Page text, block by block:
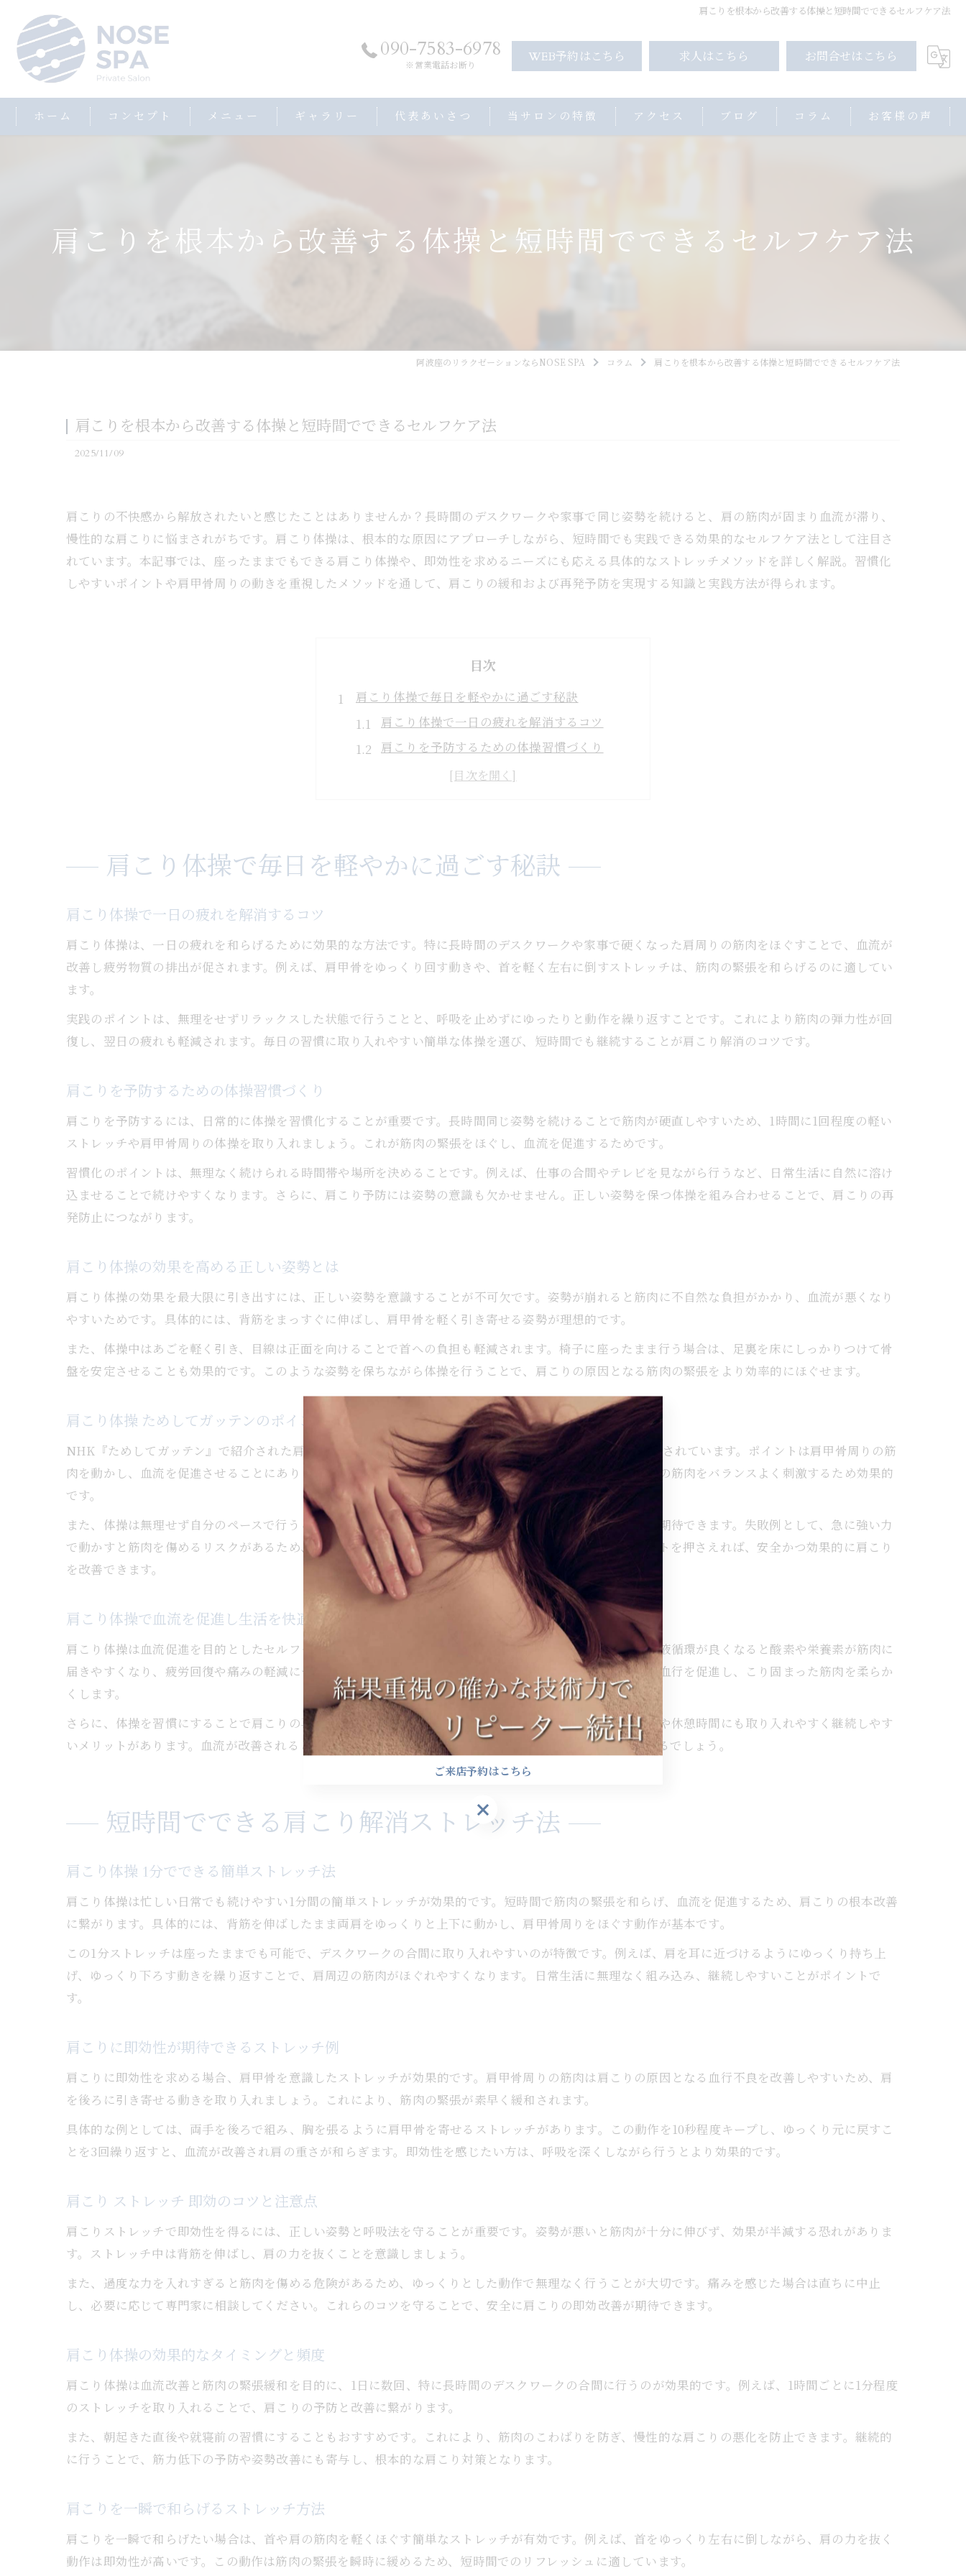
肩こりを根本から改善する体操と短時間でできるセルフケア法
090-7583-6978
※営業電話お断り WEB予約はこちら 求人はこちら お問合せはこちら
ホーム コンセプト メニュー ギャラリー 代表あいさつ 当サロンの特徴
プライベートサロン
アクセス ブログ コラム お客様の声
肩こりを根本から改善する体操と短時間でできるセルフケア法
阿波座のリラクゼーションならNOSE SPA コラム 肩こりを根本から改善する体操と短時間でできるセルフケア法
肩こりを根本から改善する体操と短時間でできるセルフケア法
2025/11/09
肩こりの不快感から解放されたいと感じたことはありませんか？長時間のデスクワークや家事で同じ姿勢を続けると、肩の筋肉が固まり血流が滞り、
慢性的な肩こりに悩まされがちです。肩こり体操は、根本的な原因にアプローチしながら、短時間でも実践できる効果的なセルフケア法として注目さ
れています。本記事では、座ったままでもできる肩こり体操や、即効性を求めるニーズにも応える具体的なストレッチメソッドを詳しく解説。習慣化
しやすいポイントや肩甲骨周りの動きを重視したメソッドを通して、肩こりの緩和および再発予防を実現する知識と実践方法が得られます。
目次
肩こり体操で毎日を軽やかに過ごす秘訣
肩こり体操で一日の疲れを解消するコツ
肩こりを予防するための体操習慣づくり
肩こり体操の効果を高める正しい姿勢とは
肩こり体操 1分でできる簡単ストレッチ法
肩こり体操の効果的なタイミングと頻度
肩こりを一瞬で和らげるストレッチ方法
肩こりの根本改善に役立つ体操の選び方
肩こり体操 高齢者にもおすすめの方法
肩こり 体操 YouTubeを活用した実践方法
座ったままでもできる肩こり緩和メソッド
肩こり体操 座ったままで簡単にできる方法
デスクワーク中に試せる肩こり体操のコツ
肩甲骨を動かす習慣で肩こりから解放される
肩こり体操で肩甲骨をしっかり動かす方法
肩こりと肩甲骨の関係を理解し改善へ導く
肩こり体操で筋肉と血流を同時にケアする
肩甲骨運動を毎日の肩こり対策に取り入れる
肩こり体操 ためしてガッテン流のポイント
肩こりに効く即効体操をわかりやすく解説
肩こり体操 即効性が期待できる動きの特徴
肩こりを一瞬で緩和する体操の実践ポイント
肩こり体操 動画で学べる即効ストレッチ法
肩こり体操 1分でできる簡単な方法を紹介
肩こり ストレッチ 即効のやり方と注意点
肩こり体操で毎日を軽やかに過ごす秘訣
肩こり体操で一日の疲れを解消するコツ
肩こり体操は、一日の疲れを和らげるために効果的な方法です。特に長時間のデスクワークや家事で硬くなった肩周りの筋肉をほぐすことで、血流が
改善し疲労物質の排出が促されます。例えば、肩甲骨をゆっくり回す動きや、首を軽く左右に倒すストレッチは、筋肉の緊張を和らげるのに適してい
ます。
実践のポイントは、無理をせずリラックスした状態で行うことと、呼吸を止めずにゆったりと動作を繰り返すことです。これにより筋肉の弾力性が回
復し、翌日の疲れも軽減されます。毎日の習慣に取り入れやすい簡単な体操を選び、短時間でも継続することが肩こり解消のコツです。
肩こりを予防するための体操習慣づくり
肩こりを予防するには、日常的に体操を習慣化することが重要です。長時間同じ姿勢を続けることで筋肉が硬直しやすいため、1時間に1回程度の軽い
ストレッチや肩甲骨周りの体操を取り入れましょう。これが筋肉の緊張をほぐし、血流を促進するためです。
習慣化のポイントは、無理なく続けられる時間帯や場所を決めることです。例えば、仕事の合間やテレビを見ながら行うなど、日常生活に自然に溶け
込ませることで続けやすくなります。さらに、肩こり予防には姿勢の意識も欠かせません。正しい姿勢を保つ体操を組み合わせることで、肩こりの再
発防止につながります。
肩こり体操の効果を高める正しい姿勢とは
肩こり体操の効果を最大限に引き出すには、正しい姿勢を意識することが不可欠です。姿勢が崩れると筋肉に不自然な負担がかかり、血流が悪くなり
やすいためです。具体的には、背筋をまっすぐに伸ばし、肩甲骨を軽く引き寄せる姿勢が理想的です。
また、体操中はあごを軽く引き、目線は正面を向けることで首への負担も軽減されます。椅子に座ったまま行う場合は、足裏を床にしっかりつけて骨
盤を安定させることも効果的です。このような姿勢を保ちながら体操を行うことで、肩こりの原因となる筋肉の緊張をより効率的にほぐせます。
肩こり体操 ためしてガッテンのポイント
NHK『ためしてガッテン』で紹介された肩こり体操は、科学的根拠に基づいた効果的なメソッドとして注目されています。ポイントは肩甲骨周りの筋
肉を動かし、血流を促進させることにあります。例えば、両手を後ろで組み肩甲骨を寄せる動作は、肩周辺の筋肉をバランスよく刺激するため効果的
です。
また、体操は無理せず自分のペースで行うことが推奨されており、継続することで慢性的な肩こりの緩和が期待できます。失敗例として、急に強い力
で動かすと筋肉を傷めるリスクがあるため、ゆっくりと丁寧に動作を行うことが重要です。これらのポイントを押さえれば、安全かつ効果的に肩こり
を改善できます。
肩こり体操で血流を促進し生活を快適に
肩こり体操は血流促進を目的としたセルフケアとして、日々の生活の質を向上させる役割を果たします。血液循環が良くなると酸素や栄養素が筋肉に
届きやすくなり、疲労回復や痛みの軽減につながるためです。例えば、肩甲骨を大きく回す体操は肩周辺の血行を促進し、こり固まった筋肉を柔らか
くします。
さらに、体操を習慣にすることで肩こりの再発予防にも効果的です。特に座ったままできる体操は、仕事中や休憩時間にも取り入れやすく継続しやす
いメリットがあります。血流が改善されると肩の不快感が和らぎ、日常生活をより快適に過ごせるようになるでしょう。
短時間でできる肩こり解消ストレッチ法
肩こり体操 1分でできる簡単ストレッチ法
肩こり体操は忙しい日常でも続けやすい1分間の簡単ストレッチが効果的です。短時間で筋肉の緊張を和らげ、血流を促進するため、肩こりの根本改善
に繋がります。具体的には、背筋を伸ばしたまま両肩をゆっくりと上下に動かし、肩甲骨周りをほぐす動作が基本です。
この1分ストレッチは座ったままでも可能で、デスクワークの合間に取り入れやすいのが特徴です。例えば、肩を耳に近づけるようにゆっくり持ち上
げ、ゆっくり下ろす動きを繰り返すことで、肩周辺の筋肉がほぐれやすくなります。日常生活に無理なく組み込み、継続しやすいことがポイントで
す。
肩こりに即効性が期待できるストレッチ例
肩こりに即効性を求める場合、肩甲骨を意識したストレッチが効果的です。肩甲骨周りの筋肉は肩こりの原因となる血行不良を改善しやすいため、肩
を後ろに引き寄せる動きを取り入れましょう。これにより、筋肉の緊張が素早く緩和されます。
具体的な例としては、両手を後ろで組み、胸を張るように肩甲骨を寄せるストレッチがあります。この動作を10秒程度キープし、ゆっくり元に戻すこ
とを3回繰り返すと、血流が改善され肩の重さが和らぎます。即効性を感じたい方は、呼吸を深くしながら行うとより効果的です。
肩こり ストレッチ 即効のコツと注意点
肩こりストレッチで即効性を得るには、正しい姿勢と呼吸法を守ることが重要です。姿勢が悪いと筋肉が十分に伸びず、効果が半減する恐れがありま
す。ストレッチ中は背筋を伸ばし、肩の力を抜くことを意識しましょう。
また、過度な力を入れすぎると筋肉を傷める危険があるため、ゆっくりとした動作で無理なく行うことが大切です。痛みを感じた場合は直ちに中止
し、必要に応じて専門家に相談してください。これらのコツを守ることで、安全に肩こりの即効改善が期待できます。
肩こり体操の効果的なタイミングと頻度
肩こり体操は血流改善と筋肉の緊張緩和を目的に、1日に数回、特に長時間のデスクワークの合間に行うのが効果的です。例えば、1時間ごとに1分程度
のストレッチを取り入れることで、肩こりの予防と改善に繋がります。
また、朝起きた直後や就寝前の習慣にすることもおすすめです。これにより、筋肉のこわばりを防ぎ、慢性的な肩こりの悪化を防止できます。継続的
に行うことで、筋力低下の予防や姿勢改善にも寄与し、根本的な肩こり対策となります。
肩こりを一瞬で和らげるストレッチ方法
肩こりを一瞬で和らげたい場合は、首や肩の筋肉を軽くほぐす簡単なストレッチが有効です。例えば、首をゆっくり左右に倒しながら、肩の力を抜く
動作は即効性が高いです。この動作は筋肉の緊張を瞬時に緩めるため、短時間でのリフレッシュに適しています。
ご来店予約はこちら
ご来店予約はこちら